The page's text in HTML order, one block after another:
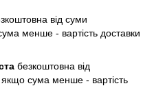
від суми
менше - вартість доставки
безкоштовна від
якщо сума менше - вартість